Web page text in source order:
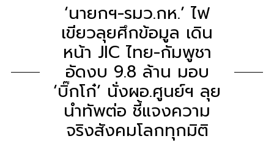
‘นายกฯ-รมว.กห.’ ไฟ
เขียวลุยศึกข้อมูล เดิน
หน้า JIC ไทย-กัมพูชา
อัดงบ 9.8 ล้าน มอบ
‘บิ๊กโก๋’ นั่งผอ.ศูนย์ฯ ลุย
นำทัพต่อ ชี้แจงความ
จริงสังคมโลกทุกมิติ